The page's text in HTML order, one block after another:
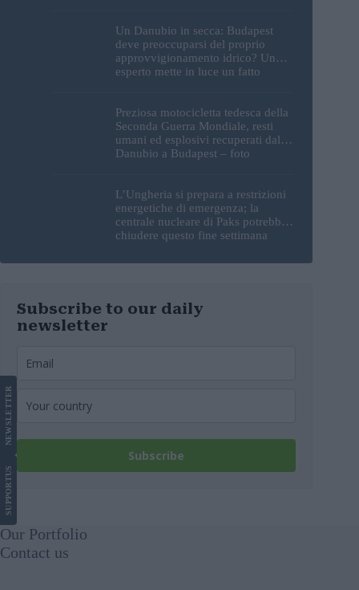
Un Danubio in secca: Budapest
deve preoccuparsi del proprio
approvvigionamento idrico? Un
esperto mette in luce un fatto
Preziosa motocicletta tedesca della
Seconda Guerra Mondiale, resti
umani ed esplosivi recuperati dal
Danubio a Budapest – foto
L’Ungheria si prepara a restrizioni
energetiche di emergenza; la
centrale nucleare di Paks potrebbe
chiudere questo fine settimana
Subscribe to our daily
newsletter
Subscribe
SUPPORT
US
NEWS
LETTER
Our Portfolio
Contact us